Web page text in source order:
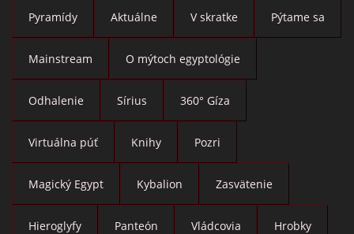
Pyramídy Aktuálne V skratke Pýtame sa
Mainstream O mýtoch egyptológie
Odhalenie Sírius 360° Gíza
Virtuálna púť Knihy Pozri
Magický Egypt Kybalion Zasvätenie
Hieroglyfy Panteón Vládcovia Hrobky